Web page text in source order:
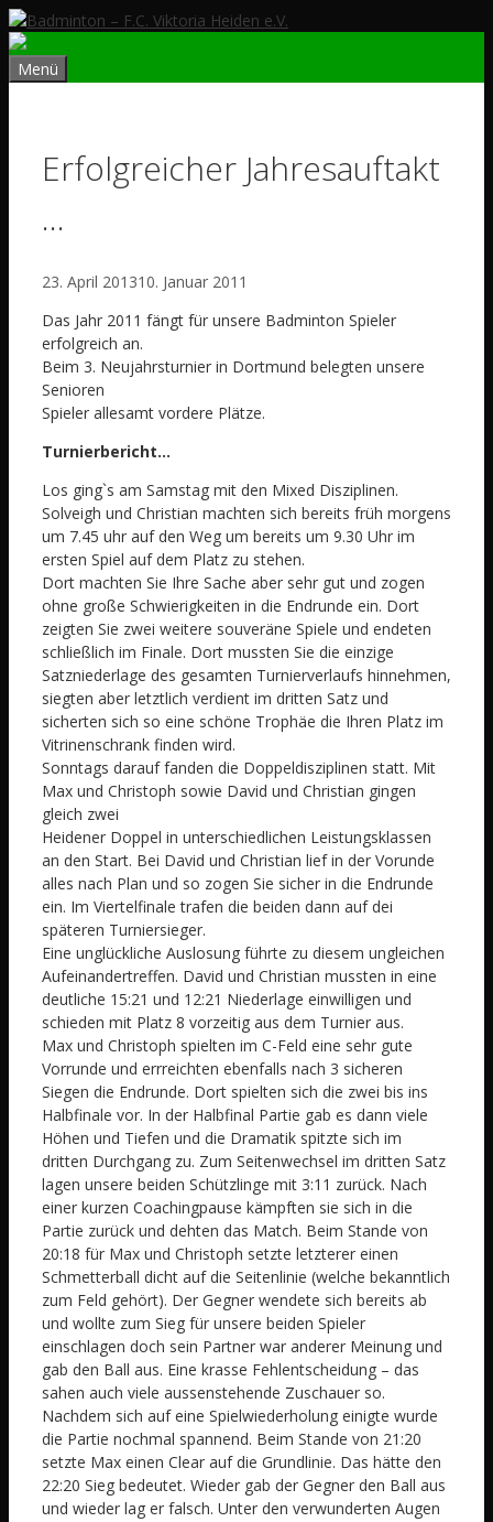
Zum
Inhalt
springen
Menü
Erfolgreicher Jahresauftakt
…
23. April 201310. Januar 2011
Das Jahr 2011 fängt für unsere Badminton Spieler
erfolgreich an.
Beim 3. Neujahrsturnier in Dortmund belegten unsere
Senioren
Spieler allesamt vordere Plätze.
Turnierbericht…
Los ging`s am Samstag mit den Mixed Disziplinen.
Solveigh und Christian machten sich bereits früh morgens
um 7.45 uhr auf den Weg um bereits um 9.30 Uhr im
ersten Spiel auf dem Platz zu stehen.
Dort machten Sie Ihre Sache aber sehr gut und zogen
ohne große Schwierigkeiten in die Endrunde ein. Dort
zeigten Sie zwei weitere souveräne Spiele und endeten
schließlich im Finale. Dort mussten Sie die einzige
Satzniederlage des gesamten Turnierverlaufs hinnehmen,
siegten aber letztlich verdient im dritten Satz und
sicherten sich so eine schöne Trophäe die Ihren Platz im
Vitrinenschrank finden wird.
Sonntags darauf fanden die Doppeldisziplinen statt. Mit
Max und Christoph sowie David und Christian gingen
gleich zwei
Heidener Doppel in unterschiedlichen Leistungsklassen
an den Start. Bei David und Christian lief in der Vorunde
alles nach Plan und so zogen Sie sicher in die Endrunde
ein. Im Viertelfinale trafen die beiden dann auf dei
späteren Turniersieger.
Eine unglückliche Auslosung führte zu diesem ungleichen
Aufeinandertreffen. David und Christian mussten in eine
deutliche 15:21 und 12:21 Niederlage einwilligen und
schieden mit Platz 8 vorzeitig aus dem Turnier aus.
Max und Christoph spielten im C-Feld eine sehr gute
Vorrunde und errreichten ebenfalls nach 3 sicheren
Siegen die Endrunde. Dort spielten sich die zwei bis ins
Halbfinale vor. In der Halbfinal Partie gab es dann viele
Höhen und Tiefen und die Dramatik spitzte sich im
dritten Durchgang zu. Zum Seitenwechsel im dritten Satz
lagen unsere beiden Schützlinge mit 3:11 zurück. Nach
einer kurzen Coachingpause kämpften sie sich in die
Partie zurück und dehten das Match. Beim Stande von
20:18 für Max und Christoph setzte letzterer einen
Schmetterball dicht auf die Seitenlinie (welche bekanntlich
zum Feld gehört). Der Gegner wendete sich bereits ab
und wollte zum Sieg für unsere beiden Spieler
einschlagen doch sein Partner war anderer Meinung und
gab den Ball aus. Eine krasse Fehlentscheidung – das
sahen auch viele aussenstehende Zuschauer so.
Nachdem sich auf eine Spielwiederholung einigte wurde
die Partie nochmal spannend. Beim Stande von 21:20
setzte Max einen Clear auf die Grundlinie. Das hätte den
22:20 Sieg bedeutet. Wieder gab der Gegner den Ball aus
und wieder lag er falsch. Unter den verwunderten Augen